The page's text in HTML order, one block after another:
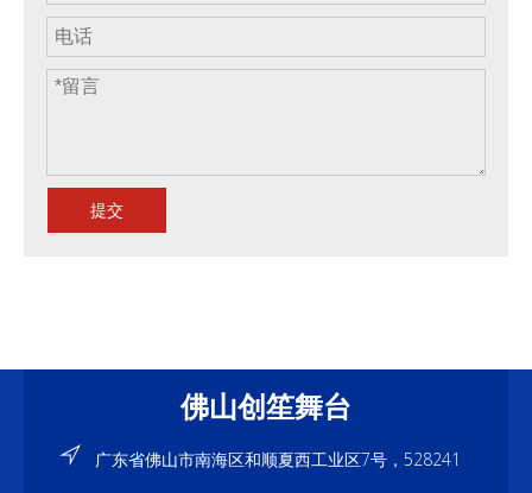
提交
佛山创笙舞台
广东省佛山市南海区和顺夏西工业区7号，528241